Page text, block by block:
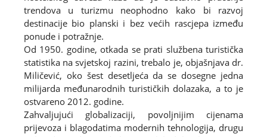
trendova u turizmu neophodno kako bi razvoj
destinacije bio planski i bez većih rascjepa između
ponude i potražnje.
Od 1950. godine, otkada se prati službena turistička
statistika na svjetskoj razini, trebalo je, objašnjava dr.
Miličević, oko šest desetljeća da se dosegne jedna
milijarda međunarodnih turističkih dolazaka, a to je
ostvareno 2012. godine.
Zahvaljujući globalizaciji, povoljnijim cijenama
prijevoza i blagodatima modernih tehnologija, drugu